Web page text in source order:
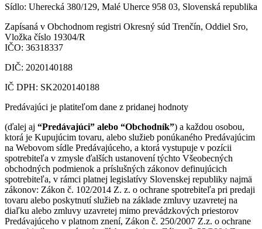
Sídlo: Uherecká 380/129, Malé Uherce 958 03, Slovenská republika
Zapísaná v Obchodnom registri Okresný súd Trenčín, Oddiel Sro,
Vložka číslo 19304/R
IČO: 36318337
DIČ: 2020140188
IČ DPH: SK2020140188
Predávajúci je platiteľom dane z pridanej hodnoty
(ďalej aj “Predávajúci” alebo “Obchodník”) a každou osobou,
ktorá je Kupujúcim tovaru, alebo služieb ponúkaného Predávajúcim
na Webovom sídle Predávajúceho, a ktorá vystupuje v pozícii
spotrebiteľa v zmysle ďalších ustanovení týchto Všeobecných
obchodných podmienok a príslušných zákonov definujúcich
spotrebiteľa, v rámci platnej legislatívy Slovenskej republiky najmä
zákonov: Zákon č. 102/2014 Z. z. o ochrane spotrebiteľa pri predaji
tovaru alebo poskytnutí služieb na základe zmluvy uzavretej na
diaľku alebo zmluvy uzavretej mimo prevádzkových priestorov
Predávajúceho v platnom znení, Zákon č. 250/2007 Z.z. o ochrane